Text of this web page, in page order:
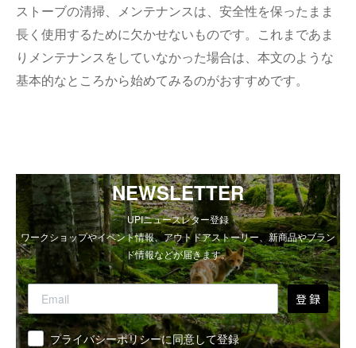
ストーブの清掃、メンテナンスは、安全性を保ったまま
長く使用するために欠かせないものです。これまであま
りメンテナンスをしていなかった場合は、本文のような
基本的なところから始めてみるのがおすすめです。
NEWSLETTER
UPIニュースレター登録
ワークショップやイベント情報、アウトドアストーリー、新商品やブラン
ド情報などが届きます。
登 録
同意 プライバシーポリシーに同意して登録